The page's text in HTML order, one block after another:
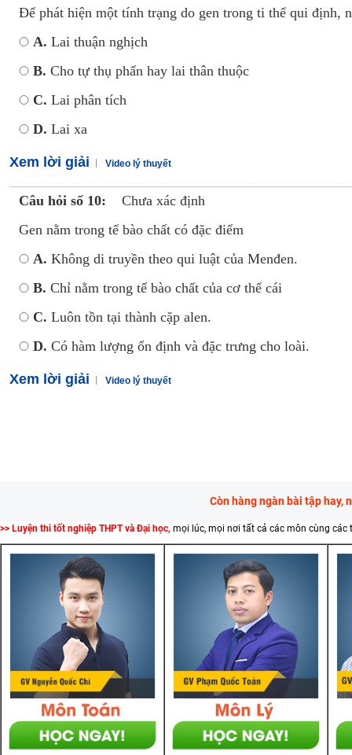
Để phát hiện một tính trạng do gen trong ti thể qui định,
A. Lai thuận nghịch
B. Cho tự thụ phấn hay lai thân thuộc
C. Lai phân tích
D. Lai xa
Xem lời giải Video lý thuyết
Câu hỏi số 10:
Chưa xác định
Gen nằm trong tế bào chất có đặc điểm
A. Không di truyền theo qui luật của Menđen.
B. Chỉ nằm trong tế bào chất của cơ thể cái
C. Luôn tồn tại thành cặp alen.
D. Có hàm lượng ổn định và đặc trưng cho loài.
Xem lời giải Video lý thuyết
Còn hàng ngàn bài tập hay,
>> Luyện thi tốt nghiệp THPT và Đại học, mọi lúc, mọi nơi tất cả các môn cùng các